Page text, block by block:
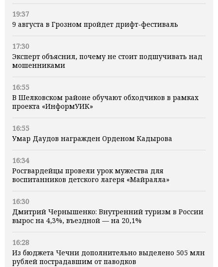
19:37
9 августа в Грозном пройдет дрифт-фестиваль
17:30
Эксперт объяснил, почему не стоит подшучивать над
мошенниками
16:55
В Шелковском районе обучают обходчиков в рамках
проекта «ИнформУИК»
16:55
Умар Даудов награжден Орденом Кадырова
16:34
Росгвардейцы провели урок мужества для
воспитанников детского лагеря «Майралла»
16:30
Дмитрий Чернышенко: Внутренний туризм в России
вырос на 4,3%, въездной — на 20,1%
16:28
Из бюджета Чечни дополнительно выделено 505 млн
рублей пострадавшим от паводков